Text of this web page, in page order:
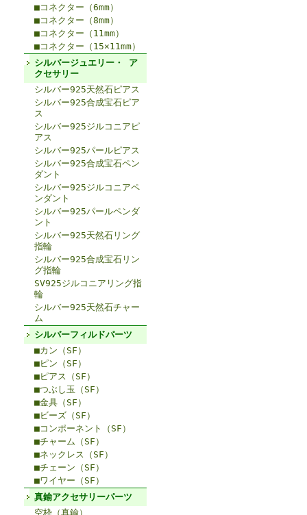
■コネクター（6mm）
■コネクター（8mm）
■コネクター（11mm）
■コネクター（15×11mm）
シルバージュエリー・ ア
クセサリー
シルバー925天然石ピアス
シルバー925合成宝石ピア
ス
シルバー925ジルコニアピ
アス
シルバー925パールピアス
シルバー925合成宝石ペン
ダント
シルバー925ジルコニアペ
ンダント
シルバー925パールペンダ
ント
シルバー925天然石リング
指輪
シルバー925合成宝石リン
グ指輪
SV925ジルコニアリング指
輪
シルバー925天然石チャー
ム
シルバーフィルドパーツ
■カン（SF）
■ピン（SF）
■ピアス（SF）
■つぶし玉（SF）
■金具（SF）
■ビーズ（SF）
■コンポーネント（SF）
■チャーム（SF）
■ネックレス（SF）
■チェーン（SF）
■ワイヤー（SF）
真鍮アクセサリーパーツ
空枠（真鍮）